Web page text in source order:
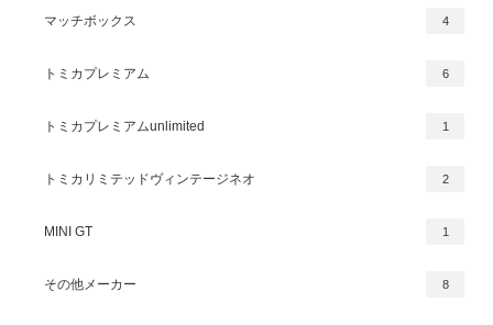
マッチボックス 4
トミカプレミアム 6
トミカプレミアムunlimited 1
トミカリミテッドヴィンテージネオ 2
MINI GT 1
その他メーカー 8